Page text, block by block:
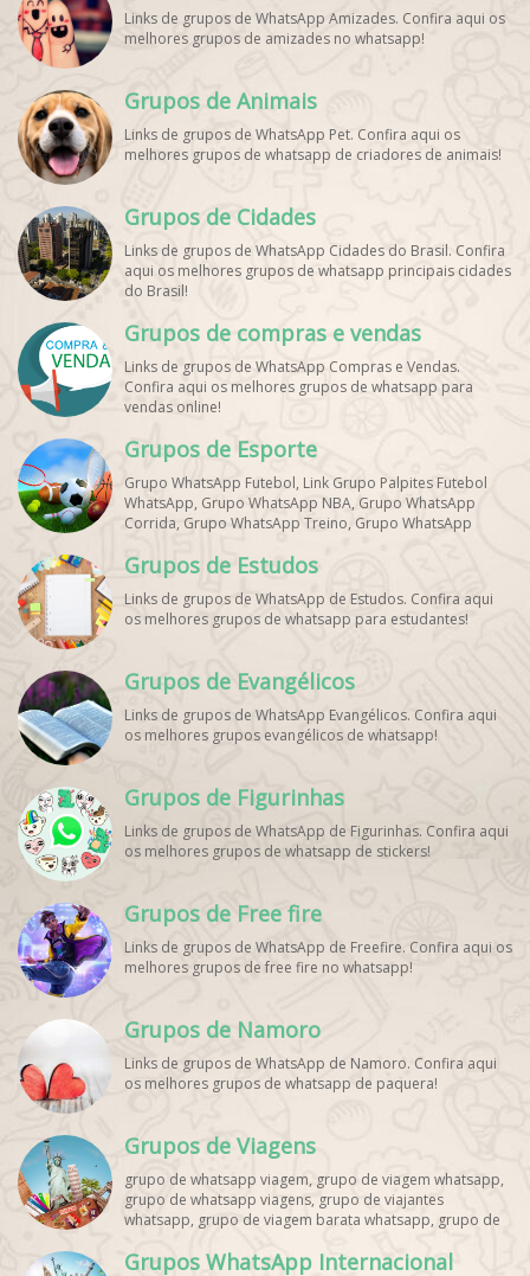
Links de grupos de WhatsApp Amizades. Confira aqui os
melhores grupos de amizades no whatsapp!
Grupos de Animais
Links de grupos de WhatsApp Pet. Confira aqui os
melhores grupos de whatsapp de criadores de animais!
Grupos de Cidades
Links de grupos de WhatsApp Cidades do Brasil. Confira
aqui os melhores grupos de whatsapp principais cidades
do Brasil!
Grupos de compras e vendas
Links de grupos de WhatsApp Compras e Vendas.
Confira aqui os melhores grupos de whatsapp para
vendas online!
Grupos de Esporte
Grupo WhatsApp Futebol, Link Grupo Palpites Futebol
WhatsApp, Grupo WhatsApp NBA, Grupo WhatsApp
Corrida, Grupo WhatsApp Treino, Grupo WhatsApp
WhatsApp, Grupo de Torcedores [Nome do Time]
WhatsApp, Link de Grupos de Esporte Grátis, Grupo
WhatsApp Dicas de Treino, Grupo WhatsApp Futebol Ao
Vivo. Grupo WhatsApp Esporte, Grupos de Esporte
WhatsApp Esporte, Grupo WhatsApp Futebol, Link Grupo
Palpites Futebol WhatsApp, Grupo WhatsApp NBA,
Grupos de Estudos
Links de grupos de WhatsApp de Estudos. Confira aqui
os melhores grupos de whatsapp para estudantes!
Grupos de Evangélicos
Links de grupos de WhatsApp Evangélicos. Confira aqui
os melhores grupos evangélicos de whatsapp!
Grupos de Figurinhas
Links de grupos de WhatsApp de Figurinhas. Confira aqui
os melhores grupos de whatsapp de stickers!
Grupos de Free fire
Links de grupos de WhatsApp de Freefire. Confira aqui os
melhores grupos de free fire no whatsapp!
Grupos de Namoro
Links de grupos de WhatsApp de Namoro. Confira aqui
os melhores grupos de whatsapp de paquera!
Grupos de Viagens
grupo de whatsapp viagem, grupo de viagem whatsapp,
grupo de whatsapp viagens, grupo de viajantes
whatsapp, grupo de viagem barata whatsapp, grupo de
grupo de excursão whatsapp, grupo de viagem em
Grupos WhatsApp Internacional